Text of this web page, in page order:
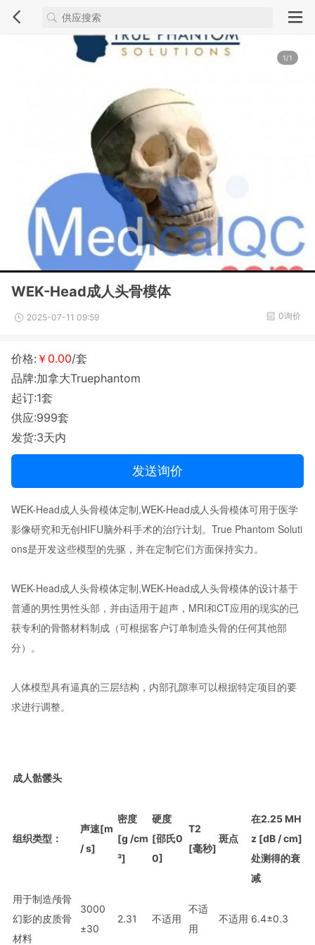
1/1
WEK-Head成人头骨模体
2025-07-11 09:59 0询价
价格: ￥0.00/套
品牌:加拿大Truephantom
起订:1套
供应:999套
发货:3天内
发送询价
WEK-Head成人头骨模体定制,WEK-Head成人头骨模体可用于医学
影像研究和无创HIFU脑外科手术的治疗计划。True Phantom Soluti
ons是开发这些模型的先驱，并在定制它们方面保持实力。
WEK-Head成人头骨模体定制,WEK-Head成人头骨模体的设计基于
普通的男性男性头部，并由适用于超声，MRI和CT应用的现实的已
获专利的骨骼材料制成（可根据客户订单制造头骨的任何其他部
分）。
人体模型具有逼真的三层结构，内部孔隙率可以根据特定项目的要
求进行调整。
成人骷髅头
组织类型：
声速[m
/ s]
密度
[g /cm
³]
硬度
[邵氏0
0]
T2
[毫秒]
斑点
在2.25 MH
z [dB / cm]
处测得的衰
减
用于制造颅骨
幻影的皮质骨
材料
3000
±30
2.31 不适用
不适
用
不适用 6.4±0.3